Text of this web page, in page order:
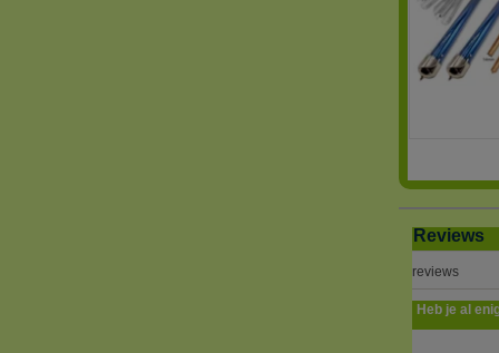
Reviews
reviews
Heb je al